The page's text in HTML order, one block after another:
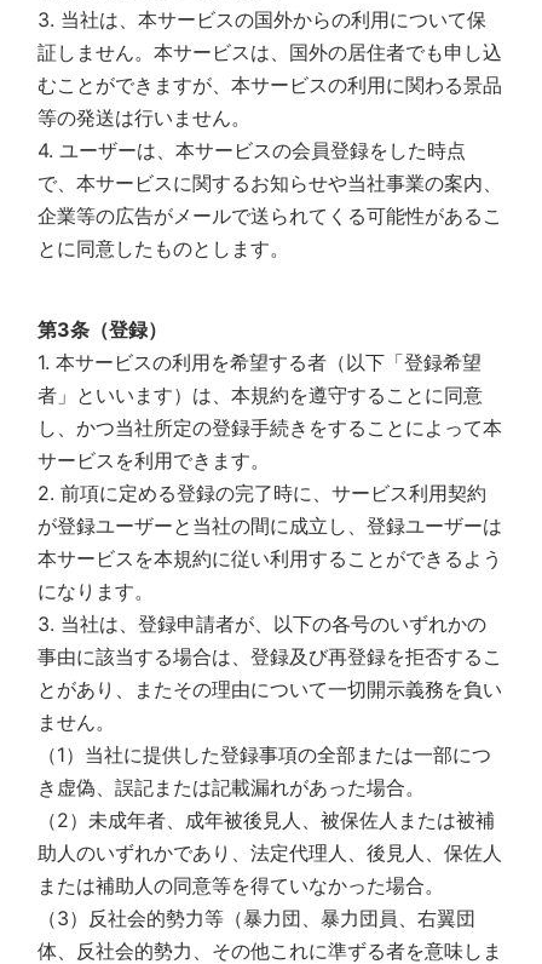
3. 当社は、本サービスの国外からの利用について保
証しません。本サービスは、国外の居住者でも申し込
むことができますが、本サービスの利用に関わる景品
等の発送は行いません。
4. ユーザーは、本サービスの会員登録をした時点
で、本サービスに関するお知らせや当社事業の案内、
企業等の広告がメールで送られてくる可能性があるこ
とに同意したものとします。
第3条（登録）
1. 本サービスの利用を希望する者（以下「登録希望
者」といいます）は、本規約を遵守することに同意
し、かつ当社所定の登録手続きをすることによって本
サービスを利用できます。
2. 前項に定める登録の完了時に、サービス利用契約
が登録ユーザーと当社の間に成立し、登録ユーザーは
本サービスを本規約に従い利用することができるよう
になります。
3. 当社は、登録申請者が、以下の各号のいずれかの
事由に該当する場合は、登録及び再登録を拒否するこ
とがあり、またその理由について一切開示義務を負い
ません。
（1）当社に提供した登録事項の全部または一部につ
き虚偽、誤記または記載漏れがあった場合。
（2）未成年者、成年被後見人、被保佐人または被補
助人のいずれかであり、法定代理人、後見人、保佐人
または補助人の同意等を得ていなかった場合。
（3）反社会的勢力等（暴力団、暴力団員、右翼団
体、反社会的勢力、その他これに準ずる者を意味しま